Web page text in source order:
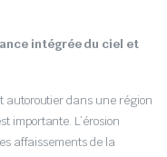
intégrée du ciel et
autoroutier dans une région
importante. L’érosion
affaissements de la